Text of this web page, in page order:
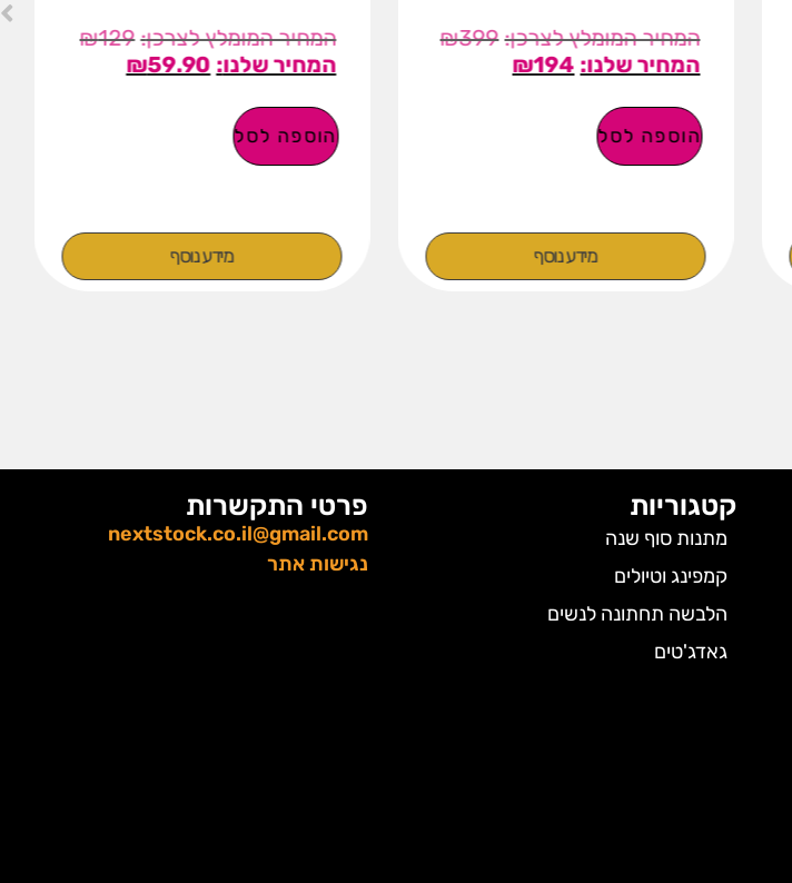
₪399
₪194
הוספה לסל
מידע נוסף
₪129
₪59.90
הוספה לסל
מידע נוסף
קטגוריות
מתנות סוף שנה
קמפינג וטיולים
הלבשה תחתונה לנשים
גאדג'טים
פרטי התקשרות
nextstock.co.il@gmail.com
נגישות אתר